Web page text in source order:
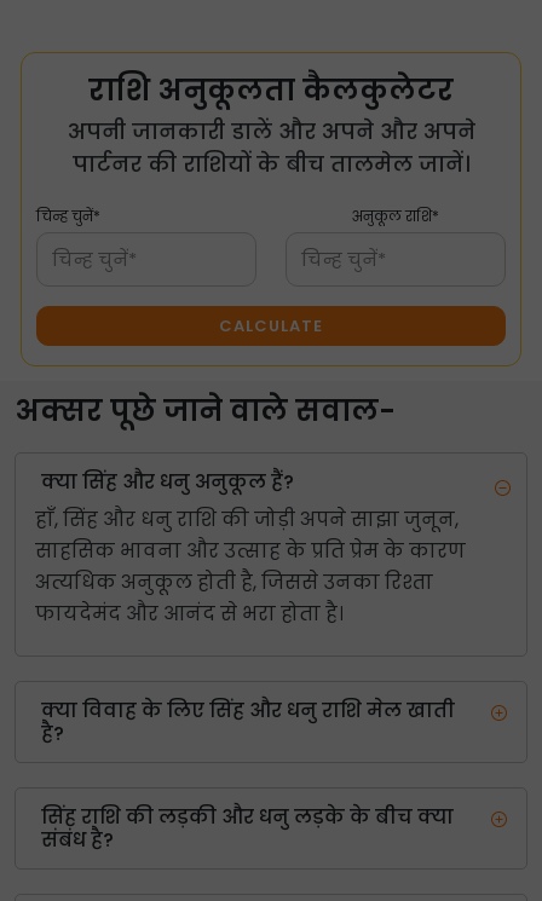
राशि अनुकूलता कैलकुलेटर
अपनी जानकारी डालें और अपने और अपने
पार्टनर की राशियों के बीच तालमेल जानें।
चिन्ह चुनें*
चिन्ह चुनें*
अनुकूल राशि*
चिन्ह चुनें*
CALCULATE
अक्सर पूछे जाने वाले सवाल-
क्या सिंह और धनु अनुकूल हैं?
हाँ, सिंह और धनु राशि की जोड़ी अपने साझा जुनून,
साहसिक भावना और उत्साह के प्रति प्रेम के कारण
अत्यधिक अनुकूल होती है, जिससे उनका रिश्ता
फायदेमंद और आनंद से भरा होता है।
क्या विवाह के लिए सिंह और धनु राशि मेल खाती
है?
सिंह राशि की लड़की और धनु लड़के के बीच क्या
संबंध है?